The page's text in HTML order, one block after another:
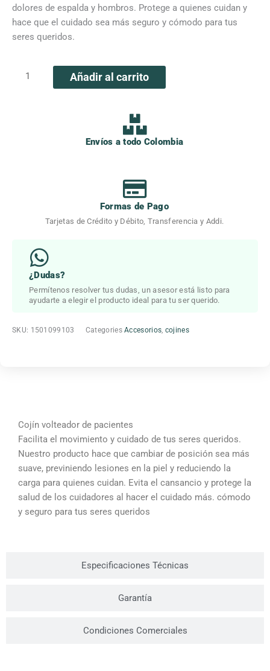
dolores de espalda y hombros. Protege a quienes cuidan y
hace que el cuidado sea más seguro y cómodo para tus
seres queridos.
Cojín
Añadir al carrito
Envíos a todo Colombia
Formas de Pago
Tarjetas de Crédito y Débito, Transferencia y Addi.
¿Dudas?
Permítenos resolver tus dudas, un asesor está listo para
ayudarte a elegir el producto ideal para tu ser querido.
SKU: 1501099103 Categories Accesorios cojines
Especificaciones Técnicas
Garantía
Condiciones Comerciales
Cojín volteador de pacientes
Facilita el movimiento y cuidado de tus seres queridos.
Nuestro producto hace que cambiar de posición sea más
suave, previniendo lesiones en la piel y reduciendo la
carga para quienes cuidan. Evita el cansancio y protege la
salud de los cuidadores al hacer el cuidado más. cómodo
y seguro para tus seres queridos